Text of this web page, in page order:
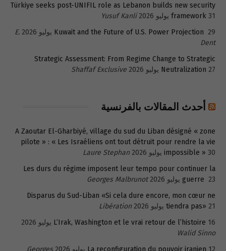
Türkiye seeks post-UNIFIL role as Lebanon builds new security
framework 31 يوليو 2026
Yusuf Kanli
Kuwait and the Future of U.S. Power Projection 29 يوليو 2026
E.
Dent
Strategic Assessment: From Regime Change to Strategic
Neutralization 27 يوليو 2026 Shaffaf Exclusive
أحدث المقالات بالفرنسية
A Zaoutar El-Gharbiyé, village du sud du Liban désigné « zone
pilote » : « Les Israéliens ont tout détruit pour rendre la vie
impossible » 30 يوليو 2026
Laure Stephan
Les durs du régime imposent leur tempo pour continuer la
guerre 23 يوليو 2026
Georges Malbrunot
Disparus du Sud-Liban «Si cela dure encore, mon cœur ne
tiendra pas» 21 يوليو 2026
Libération
L’Irak, Washington et le vrai retour de l’histoire 16 يوليو 2026
Walid Sinno
La reconfiguration du pouvoir iranien 12 يوليو 2026
Georges